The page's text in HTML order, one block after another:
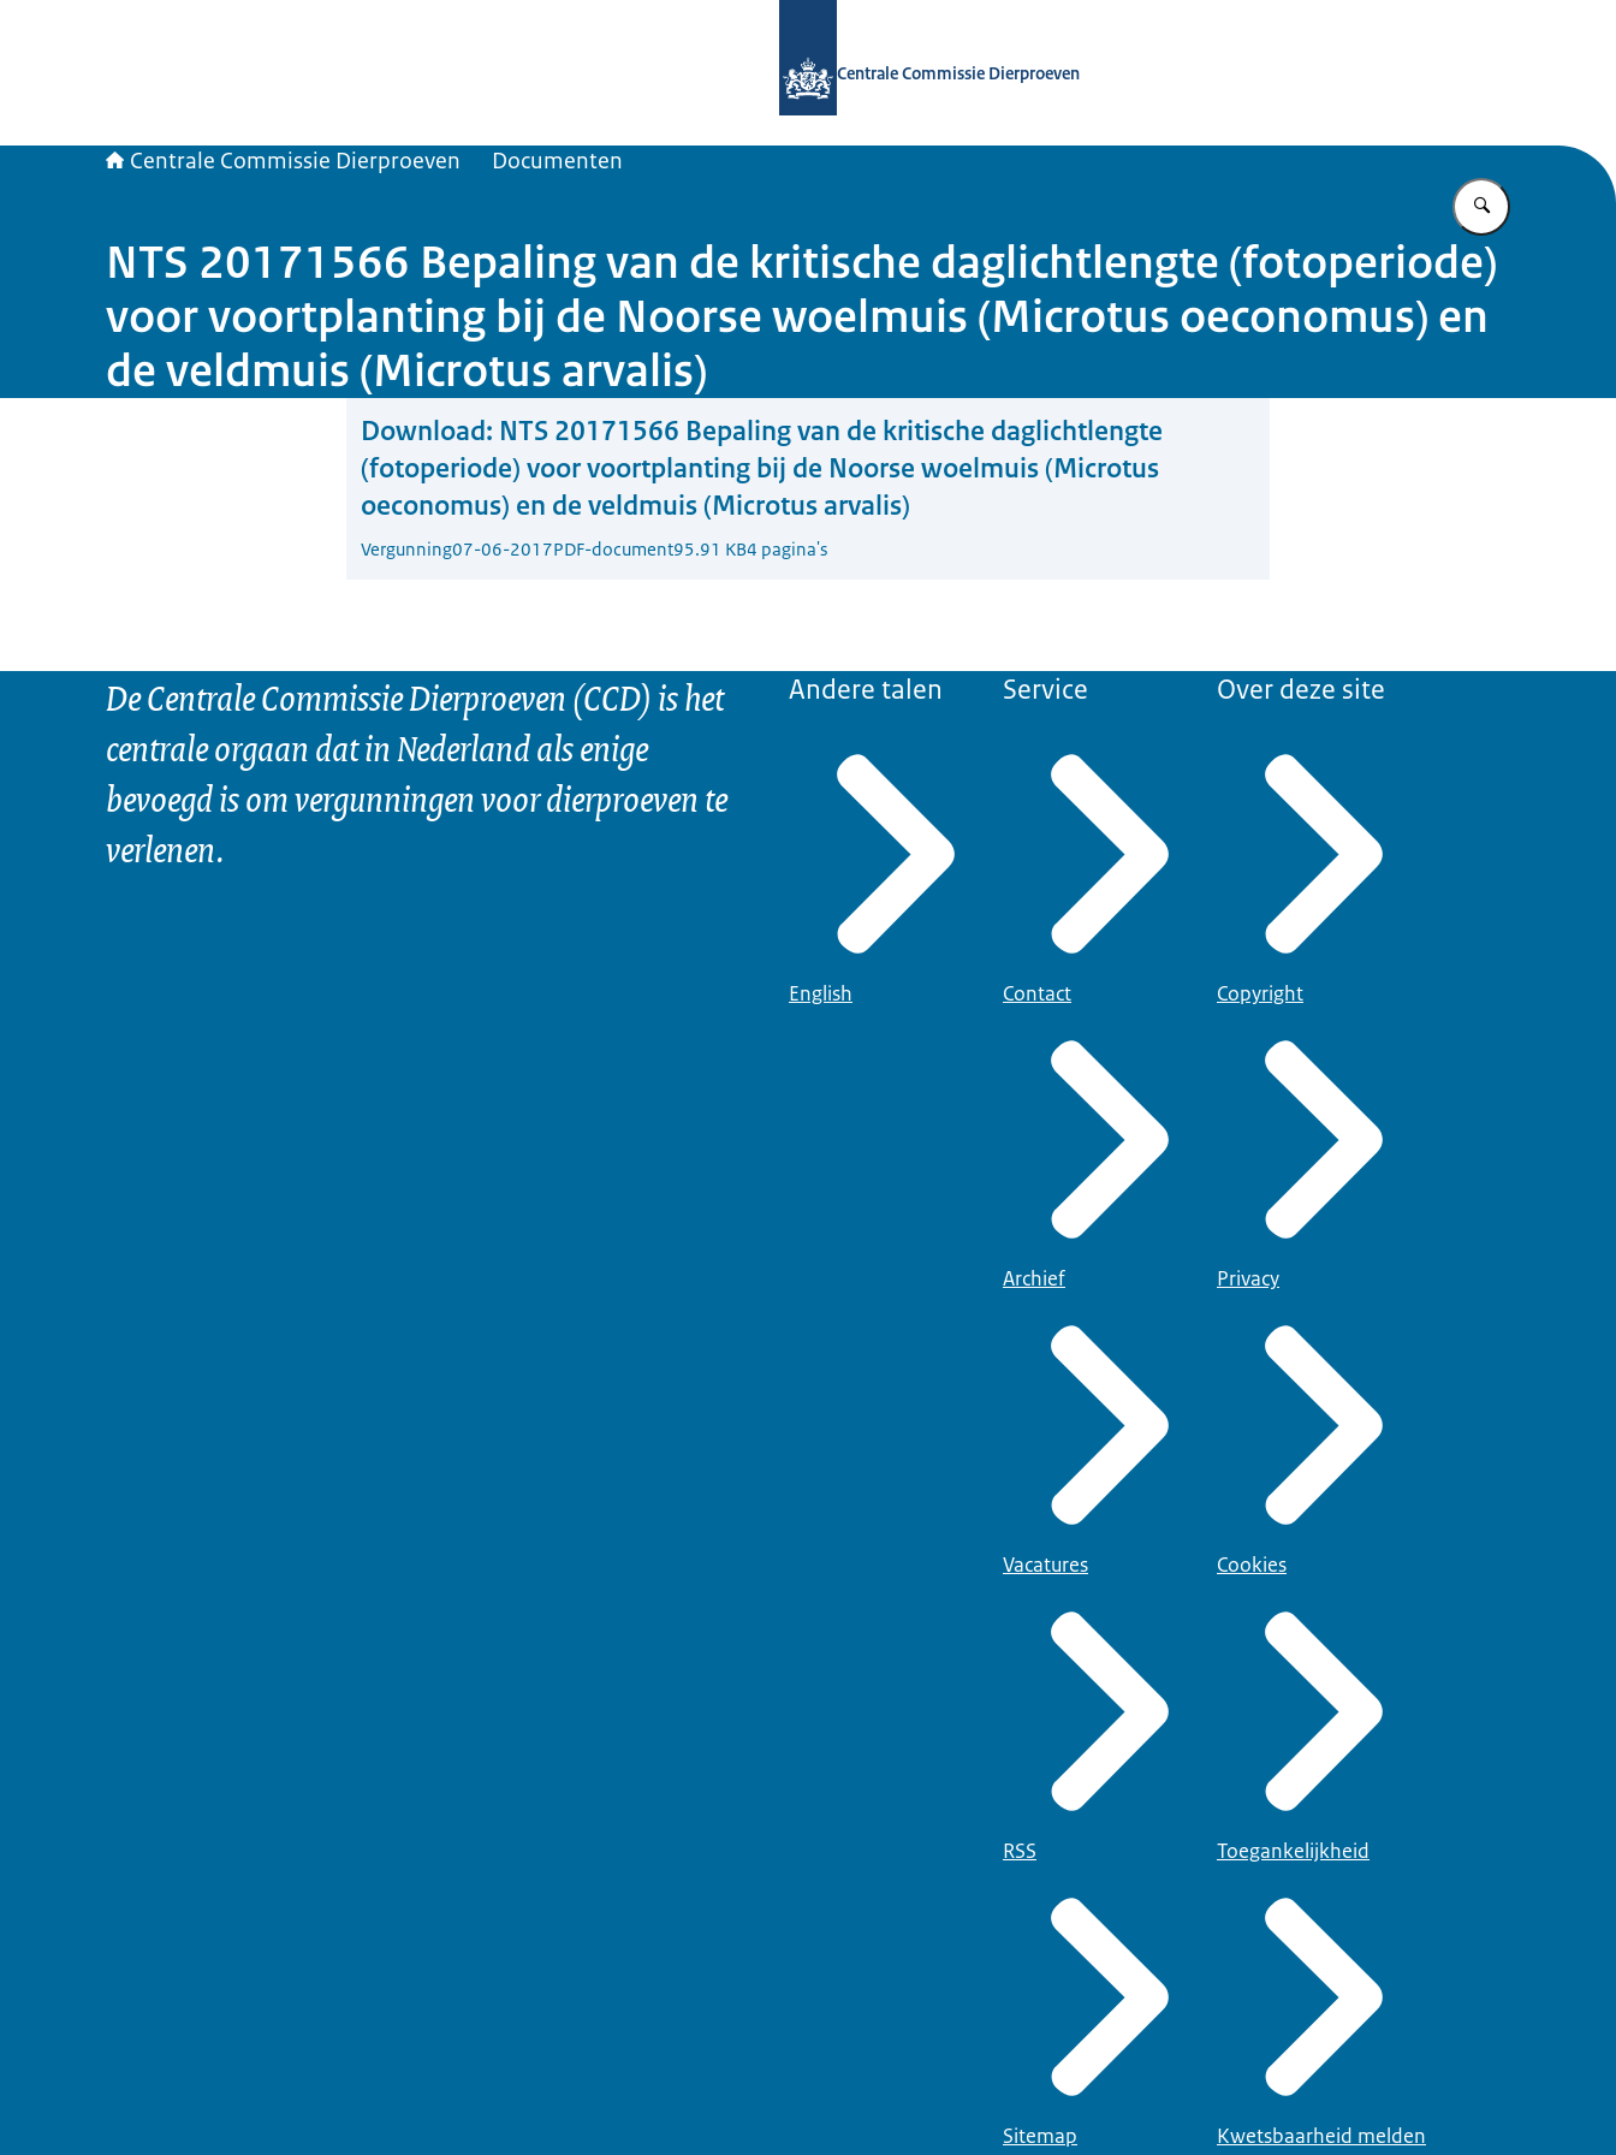
Centrale Commissie Dierproeven
Centrale Commissie Dierproeven Documenten
Vul in wat u
NTS 20171566 Bepaling van de kritische daglichtlengte (fotoperiode)
voor voortplanting bij de Noorse woelmuis (Microtus oeconomus) en
de veldmuis (Microtus arvalis)
Download: NTS 20171566 Bepaling van de kritische daglichtlengte
(fotoperiode) voor voortplanting bij de Noorse woelmuis (Microtus
oeconomus) en de veldmuis (Microtus arvalis)
Vergunning07-06-2017PDF-document95.91 KB4 pagina's
De Centrale Commissie Dierproeven (CCD) is het
centrale orgaan dat in Nederland als enige
bevoegd is om vergunningen voor dierproeven te
verlenen.
Andere talen
English
Service
Contact
Archief
Vacatures
RSS
Sitemap
Over deze site
Copyright
Privacy
Cookies
Toegankelijkheid
Kwetsbaarheid melden